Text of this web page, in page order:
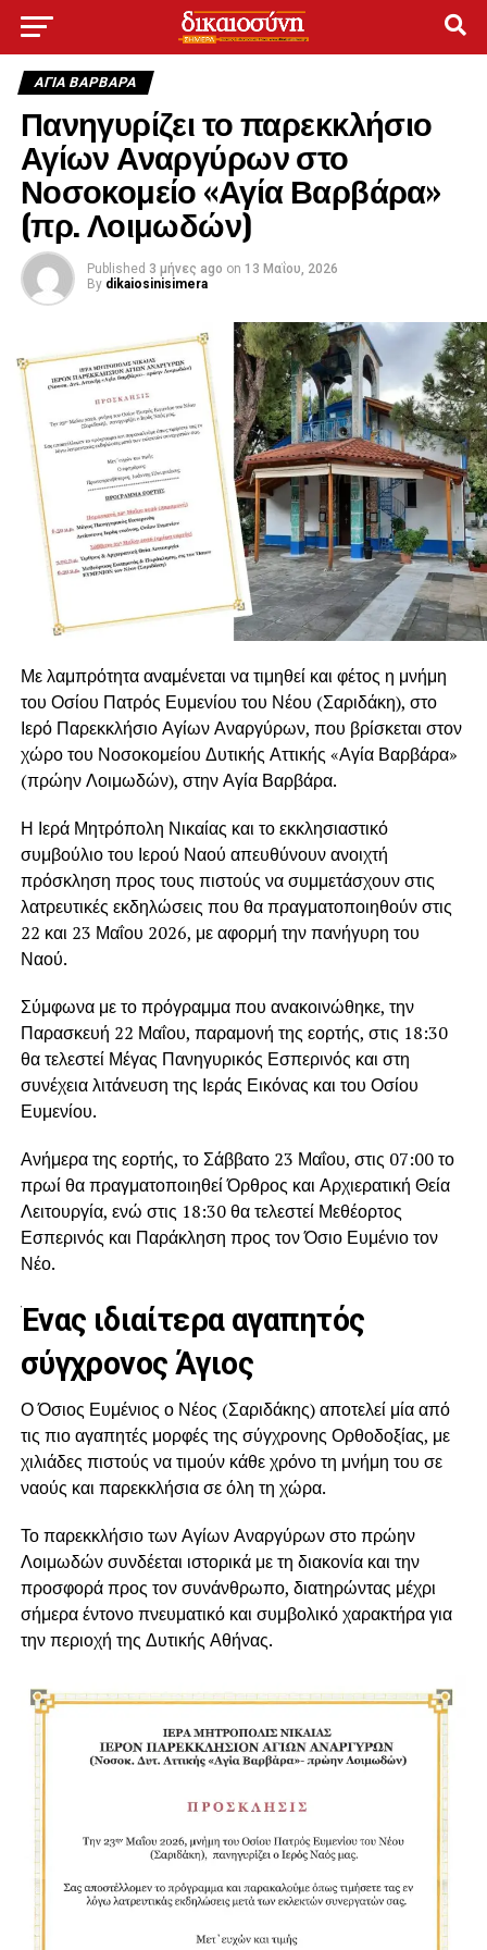
ΑΓΙΑ ΒΑΡΒΑΡΑ
Πανηγυρίζει το παρεκκλήσιο
Αγίων Αναργύρων στο
Νοσοκομείο «Αγία Βαρβάρα»
(πρ. Λοιμωδών)
Published 3 μήνες ago on 13 Μαΐου, 2026
By dikaiosinisimera
Με λαμπρότητα αναμένεται να τιμηθεί και φέτος η μνήμη
του Οσίου Πατρός Ευμενίου του Νέου (Σαριδάκη), στο
Ιερό Παρεκκλήσιο Αγίων Αναργύρων, που βρίσκεται στον
χώρο του Νοσοκομείου Δυτικής Αττικής «Αγία Βαρβάρα»
(πρώην Λοιμωδών), στηνΑγία Βαρβάρα.
Η Ιερά Μητρόπολη Νικαίας και το εκκλησιαστικό
συμβούλιο του Ιερού Ναού απευθύνουν ανοιχτή
πρόσκληση προς τους πιστούς να συμμετάσχουν στις
λατρευτικές εκδηλώσεις που θα πραγματοποιηθούν στις
22 και 23 Μαΐου 2026, με αφορμή την πανήγυρη του
Ναού.
Σύμφωνα με το πρόγραμμα που ανακοινώθηκε, την
Παρασκευή 22 Μαΐου, παραμονή της εορτής, στις 18:30
θα τελεστεί Μέγας Πανηγυρικός Εσπερινός και στη
συνέχεια λιτάνευση της Ιεράς Εικόνας και του Οσίου
Ευμενίου.
Ανήμερα της εορτής, το Σάββατο 23 Μαΐου, στις 07:00 το
πρωί θα πραγματοποιηθεί Όρθρος και Αρχιερατική Θεία
Λειτουργία, ενώ στις 18:30 θα τελεστεί Μεθέορτος
Εσπερινός και Παράκληση προς τον Όσιο Ευμένιο τον
Νέο.
Ένας ιδιαίτερα αγαπητός
σύγχρονος Άγιος
Ο Όσιος Ευμένιος ο Νέος (Σαριδάκης) αποτελεί μία από
τις πιο αγαπητές μορφές της σύγχρονης Ορθοδοξίας, με
χιλιάδες πιστούς να τιμούν κάθε χρόνο τη μνήμη του σε
ναούς και παρεκκλήσια σε όλη τη χώρα.
Το παρεκκλήσιο των Αγίων Αναργύρων στο πρώην
Λοιμωδών συνδέεται ιστορικά με τη διακονία και την
προσφορά προς τον συνάνθρωπο, διατηρώντας μέχρι
σήμερα έντονο πνευματικό και συμβολικό χαρακτήρα για
την περιοχή της Δυτικής Αθήνας.